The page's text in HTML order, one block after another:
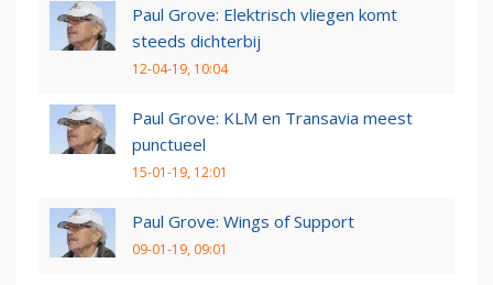
Paul Grove: Elektrisch vliegen komt
steeds dichterbij
12-04-19, 10:04
Paul Grove: KLM en Transavia meest
punctueel
15-01-19, 12:01
Paul Grove: Wings of Support
09-01-19, 09:01